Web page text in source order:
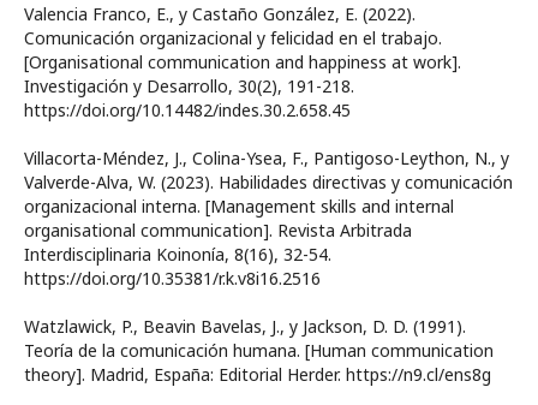
Valencia Franco, E., y Castaño González, E. (2022).
Comunicación organizacional y felicidad en el trabajo.
[Organisational communication and happiness at work].
Investigación y Desarrollo, 30(2), 191-218.
https://doi.org/10.14482/indes.30.2.658.45
Villacorta-Méndez, J., Colina-Ysea, F., Pantigoso-Leython, N., y
Valverde-Alva, W. (2023). Habilidades directivas y comunicación
organizacional interna. [Management skills and internal
organisational communication]. Revista Arbitrada
Interdisciplinaria Koinonía, 8(16), 32-54.
https://doi.org/10.35381/r.k.v8i16.2516
Watzlawick, P., Beavin Bavelas, J., y Jackson, D. D. (1991).
Teoría de la comunicación humana. [Human communication
theory]. Madrid, España: Editorial Herder. https://n9.cl/ens8g